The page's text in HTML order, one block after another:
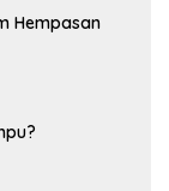
Hempasan